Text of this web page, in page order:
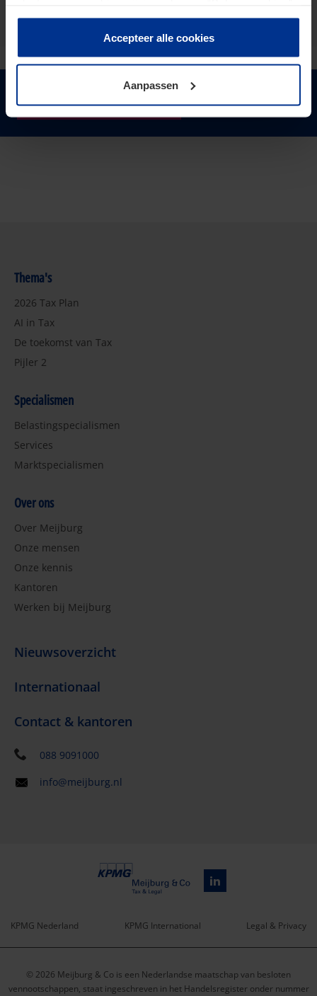
te klikken. Als u op “Accepteer alle cookies” klikt, geeft u
toestemming voor het gebruik van alle cookies. Deze
toestemming kunt u altijd weer intrekken.
Accepteer alle cookies
Aanpassen
Houd mij op de hoogte
Thema's
2026 Tax Plan
AI in Tax
De toekomst van Tax
Pijler 2
Specialismen
Belastingspecialismen
Services
Marktspecialismen
Over ons
Over Meijburg
Onze mensen
Onze kennis
Kantoren
Werken bij Meijburg
Nieuwsoverzicht
Internationaal
Contact & kantoren
088 9091000
info@meijburg.nl
Service
KPMG Nederland KPMG International Legal & Privacy
© 2026 Meijburg & Co is een Nederlandse maatschap van besloten
vennootschappen, staat ingeschreven in het Handelsregister onder nummer